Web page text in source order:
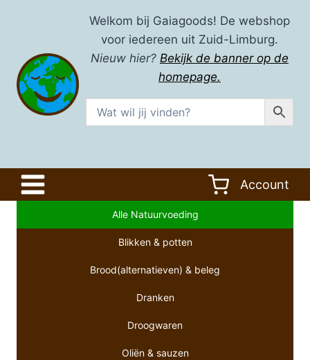
Welkom bij Gaiagoods! De webshop
voor iedereen uit Zuid-Limburg.
Nieuw hier? Bekijk de banner op de
homepage.
Account
Alle Natuurvoeding
Blikken & potten
Brood(alternatieven) & beleg
Dranken
Droogwaren
Oliën & sauzen